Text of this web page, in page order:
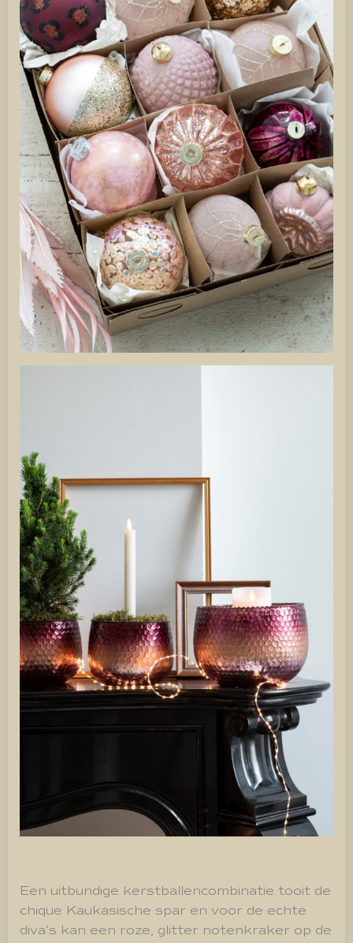
Een uitbundige kerstballencombinatie tooit de
chique Kaukasische spar en voor de echte
diva’s kan een roze, glitter notenkraker op de